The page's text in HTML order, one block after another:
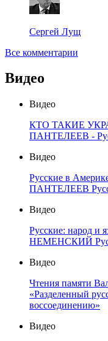
Сергей Лущ
Все комментарии
Видео
Видео
КТО ТАКИЕ
ПАНТЕЛЕЕВ -
Видео
Русские в
ПАНТЕЛЕЕВ
Видео
Русские: народ
НЕМЕНСКИЙ
Видео
Чтения памяти
«Разделенный
воссоединению»
Видео